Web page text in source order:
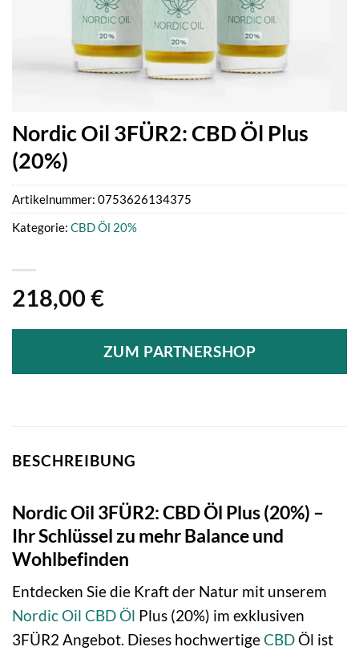
Nordic Oil 3FÜR2: CBD Öl Plus
(20%)
218,00 €
ZUM PARTNERSHOP
Artikelnummer: 0753626134375
Kategorie: CBD Öl 20%
BESCHREIBUNG
Nordic Oil 3FÜR2: CBD Öl Plus (20%) –
Ihr Schlüssel zu mehr Balance und
Wohlbefinden
Entdecken Sie die Kraft der Natur mit unserem
Nordic Oil CBD Öl Plus (20%) im exklusiven
3FÜR2 Angebot. Dieses hochwertigeCBD Öl ist